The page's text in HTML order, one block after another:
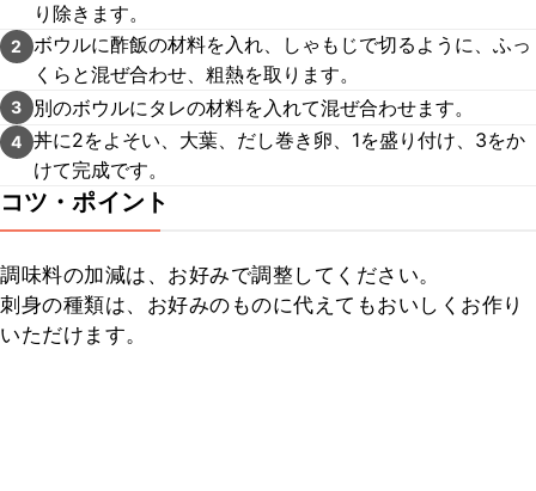
り除きます。
2
ボウルに酢飯の材料を入れ、しゃもじで切るように、ふっ
くらと混ぜ合わせ、粗熱を取ります。
3 別のボウルにタレの材料を入れて混ぜ合わせます。
4 丼に2をよそい、大葉、だし巻き卵、1を盛り付け、3をか
けて完成です。
コツ・ポイント
調味料の加減は、お好みで調整してください。
刺身の種類は、お好みのものに代えてもおいしくお作り
いただけます。